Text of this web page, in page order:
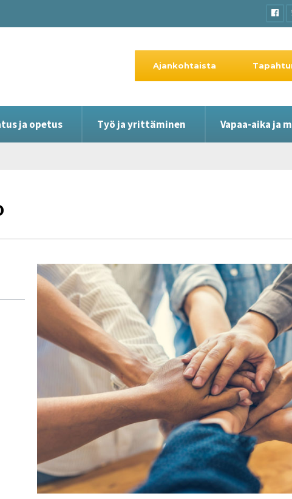
ja opetus Työ ja yrittäminen Vapaa-aika ja
Ajankohtaista